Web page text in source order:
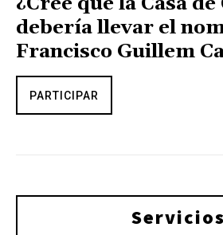
debería llevar el
Francisco Guillem
PARTICIPAR
Servicios